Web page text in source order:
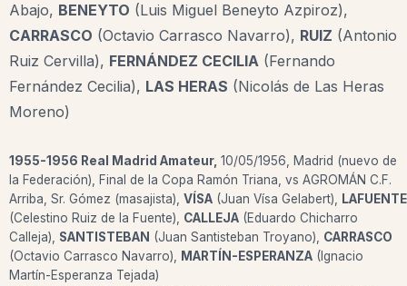
Abajo, BENEYTO (Luis Miguel Beneyto Azpiroz),
CARRASCO (Octavio Carrasco Navarro), RUIZ (Antonio
Ruiz Cervilla), FERNÁNDEZ CECILIA (Fernando
Fernández Cecilia), LAS HERAS (Nicolás de Las Heras
Moreno)
1955-1956 Real Madrid Amateur, 10/05/1956, Madrid (nuevo de
la Federación), Final de la Copa Ramón Triana, vs AGROMÁN C.F.
Arriba, Sr. Gómez (masajista), VÍSA (Juan Vísa Gelabert),
LAFUENTE
(Celestino Ruiz de la Fuente),
CALLEJA (Eduardo Chicharro
Calleja), SANTISTEBAN (Juan Santisteban Troyano), CARRASCO
(Octavio Carrasco Navarro),
MARTÍN-ESPERANZA (Ignacio
Martín-Esperanza Tejada)